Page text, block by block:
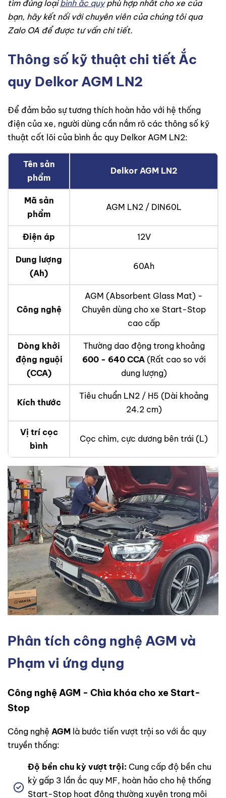
tìm đúng loạibình ắc quyphù hợp nhất cho xe của
bạn, hãy kết nối với chuyên viên của chúng tôi qua
Zalo OA để được tư vấn chi tiết.
Thông số kỹ thuật chi tiết Ắc
quy Delkor AGM LN2
Để đảm bảo sự tương thích hoàn hảo với hệ thống
điện của xe, người dùng cần nắm rõ các thông số kỹ
thuật cốt lõi của bình ắc quy Delkor AGM LN2:
Tên sản
phẩm
Delkor AGM LN2
Mã sản
phẩm
AGM LN2 / DIN60L
Điện áp 12V
Dung lượng
(Ah)
60Ah
Công nghệ
AGM (Absorbent Glass Mat) -
Chuyên dùng cho xe Start-Stop
cao cấp
Dòng khởi
động nguội
(CCA)
Thường dao động trong khoảng
600 - 640 CCA(Rất cao so với
dung lượng)
Kích thước
Tiêu chuẩn LN2 / H5 (Dài khoảng
24.2 cm)
Vị trí cọc
bình
Cọc chìm, cực dương bên trái (L)
Phân tích công nghệ AGM và
Phạm vi ứng dụng
Công nghệ AGM - Chìa khóa cho xe Start-
Stop
Công nghệ AGM là bước tiến vượt trội so với ắc quy
truyền thống:
Độ bền chu kỳ vượt trội: Cung cấp độ bền chu
kỳ gấp 3 lần ắc quy MF, hoàn hảo cho hệ thống
Start-Stop hoạt động thường xuyên trong môi